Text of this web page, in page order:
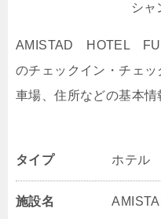
シャ
AMISTAD HOTEL
のチェックイン・チェ
車場、住所などの基本
タイプ ホテル
施設名